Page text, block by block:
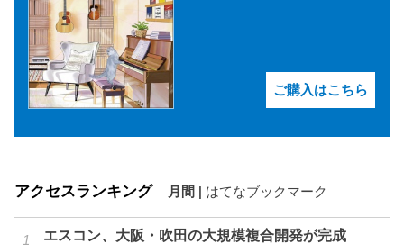
ご購入はこちら
アクセスランキング 月間 | はてなブックマーク
エスコン、大阪・吹田の大規模複合開発が完成